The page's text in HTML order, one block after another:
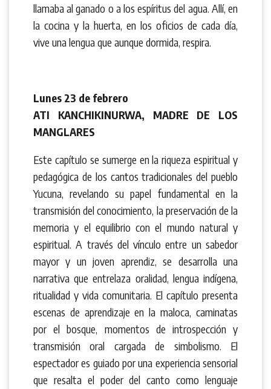
llamaba al ganado o a los espíritus del agua. Allí, en
la cocina y la huerta, en los oficios de cada día,
vive una lengua que aunque dormida, respira.
Lunes 23 de febrero
ATI KANCHIKINURWA, MADRE DE LOS
MANGLARES
Este capítulo se sumerge en la riqueza espiritual y
pedagógica de los cantos tradicionales del pueblo
Yucuna, revelando su papel fundamental en la
transmisión del conocimiento, la preservación de la
memoria y el equilibrio con el mundo natural y
espiritual. A través del vínculo entre un sabedor
mayor y un joven aprendiz, se desarrolla una
narrativa que entrelaza oralidad, lengua indígena,
ritualidad y vida comunitaria. El capítulo presenta
escenas de aprendizaje en la maloca, caminatas
por el bosque, momentos de introspección y
transmisión oral cargada de simbolismo. El
espectador es guiado por una experiencia sensorial
que resalta el poder del canto como lenguaje